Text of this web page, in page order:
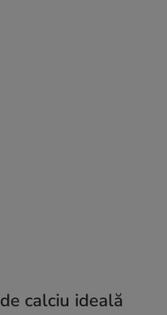
calciu ideală